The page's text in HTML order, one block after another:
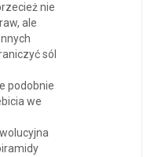
nie
ale
sól
podobnie
we